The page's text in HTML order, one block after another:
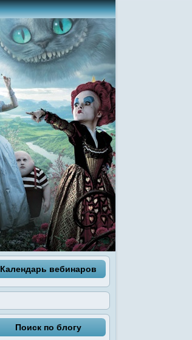
Календарь вебинаров
Поиск по блогу